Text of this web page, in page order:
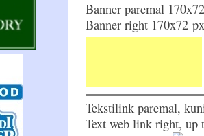
Banner paremal
Banner right 170x72
Tekstilink paremal,
Text web link right, up